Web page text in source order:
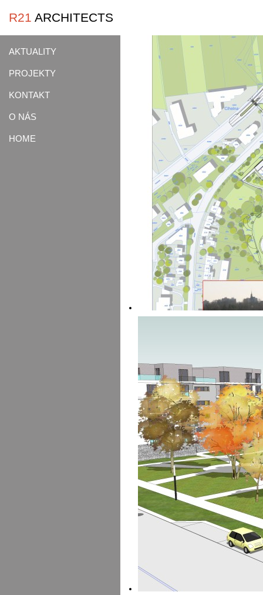
R21 ARCHITECTS
AKTUALITY
PROJEKTY
KONTAKT
O NÁS
HOME